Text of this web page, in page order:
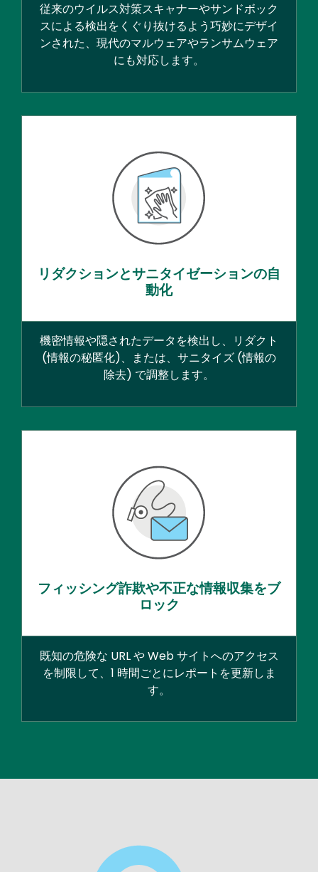
従来のウイルス対策スキャナーやサンドボック
スによる検出をくぐり抜けるよう巧妙にデザイ
ンされた、現代のマルウェアやランサムウェア
にも対応します。
リダクションとサニタイゼーションの自
動化
機密情報や隠されたデータを検出し、リダクト
(情報の秘匿化)、または、サニタイズ (情報の
除去) で調整します。
フィッシング詐欺や不正な情報収集をブ
ロック
既知の危険な URL や Web サイトへのアクセス
を制限して、1 時間ごとにレポートを更新しま
す。